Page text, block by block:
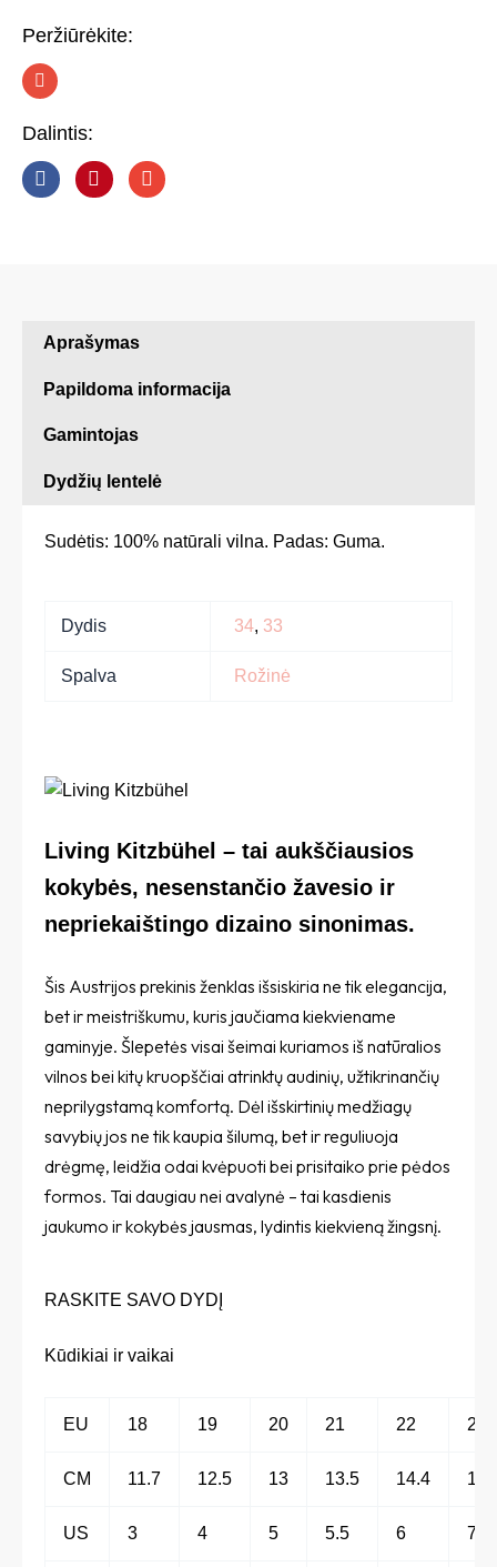
Peržiūrėkite:
I
n
a
g
r
a
Dalintis:
Aprašymas
Papildoma informacija
Gamintojas
Dydžių lentelė
Sudėtis: 100% natūrali vilna. Padas: Guma.
Dydis 34, 33
Spalva Rožinė
Living Kitzbühel – tai aukščiausios
kokybės, nesenstančio žavesio ir
nepriekaištingo dizaino sinonimas.
Šis Austrijos prekinis ženklas išsiskiria ne tik elegancija,
bet ir meistriškumu, kuris jaučiama kiekviename
gaminyje. Šlepetės visai šeimai kuriamos iš natūralios
vilnos bei kitų kruopščiai atrinktų audinių, užtikrinančių
neprilygstamą komfortą. Dėl išskirtinių medžiagų
savybių jos ne tik kaupia šilumą, bet ir reguliuoja
drėgmę, leidžia odai kvėpuoti bei prisitaiko prie pėdos
formos. Tai daugiau nei avalynė – tai kasdienis
jaukumo ir kokybės jausmas, lydintis kiekvieną žingsnį.
RASKITE SAVO DYDĮ
Kūdikiai ir vaikai
EU 18 19 20 21 22 23
CM 11.7 12.5 13 13.5 14.4 15
US 3 4 5 5.5 6 7